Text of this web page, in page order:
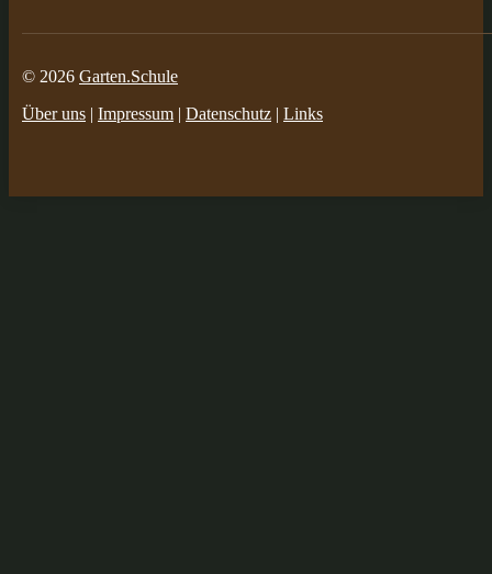
© 2026 Garten.Schule
Über uns | Impressum | Datenschutz | Links